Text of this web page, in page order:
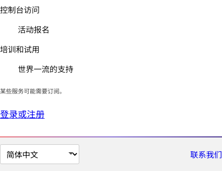
控制台访问
活动报名
培训和试用
世界一流的支持
某些服务可能需要订阅。
登录或注册
切
换
联系我们